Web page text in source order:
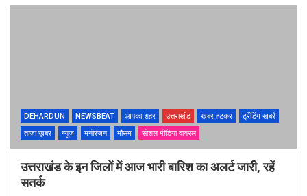
DEHARDUN NEWSBEAT आपका शहर उत्तराखंड खबर हटकर
ट्रेंडिंग खबरें
ताज़ा ख़बर
न्यूज़ मनोरंजन मौसम सोशल मीडिया वायरल
उत्तराखंड के इन जिलों में आज भारी बारिश का अलर्ट जारी, रहें
सतर्क